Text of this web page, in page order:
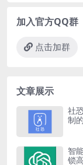
加入官方QQ群
点击加群
文章展示
社
制
智
锁